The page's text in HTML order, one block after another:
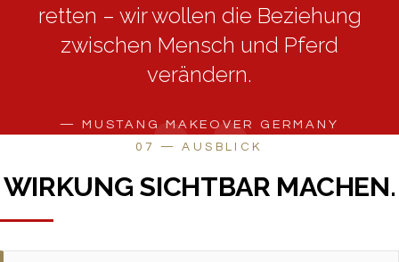
retten – wir wollen die Beziehung
zwischen Mensch und Pferd
verändern.
— MUSTANG MAKEOVER GERMANY
07 — AUSBLICK
WIRKUNG SICHTBAR MACHEN.